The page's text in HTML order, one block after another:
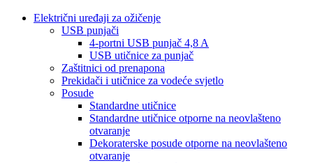
Električni uređaji za ožičenje
USB punjači
4-portni USB punjač 4,8 A
USB utičnice za punjač
Zaštitnici od prenapona
Prekidači i utičnice za vodeće svjetlo
Posude
Standardne utičnice
Standardne utičnice otporne na neovlašteno
otvaranje
Dekoraterske posude otporne na neovlašteno
otvaranje